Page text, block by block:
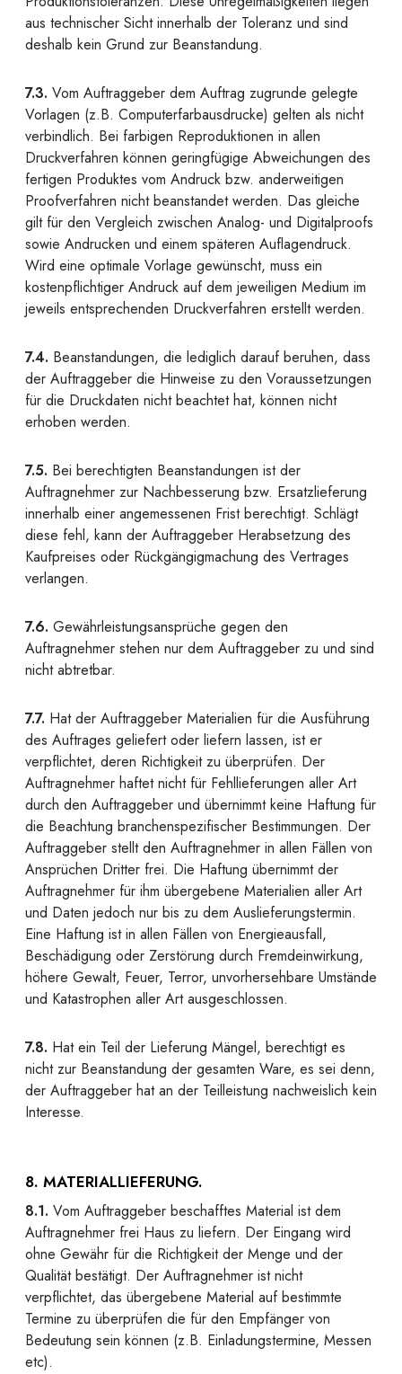
aus technischer Sicht innerhalb der Toleranz und sind
deshalb kein Grund zur Beanstandung.
7.3. Vom Auftraggeber dem Auftrag zugrunde gelegte
Vorlagen (z.B. Computerfarbausdrucke) gelten als nicht
verbindlich. Bei farbigen Reproduktionen in allen
Druckverfahren können geringfügige Abweichungen des
fertigen Produktes vom Andruck bzw. anderweitigen
Proofverfahren nicht beanstandet werden. Das gleiche
gilt für den Vergleich zwischen Analog- und Digitalproofs
sowie Andrucken und einem späteren Auflagendruck.
Wird eine optimale Vorlage gewünscht, muss ein
kostenpflichtiger Andruck auf dem jeweiligen Medium im
jeweils entsprechenden Druckverfahren erstellt werden.
7.4. Beanstandungen, die lediglich darauf beruhen, dass
der Auftraggeber die Hinweise zu den Voraussetzungen
für die Druckdaten nicht beachtet hat, können nicht
erhoben werden.
7.5. Bei berechtigten Beanstandungen ist der
Auftragnehmer zur Nachbesserung bzw. Ersatzlieferung
innerhalb einer angemessenen Frist berechtigt. Schlägt
diese fehl, kann der Auftraggeber Herabsetzung des
Kaufpreises oder Rückgängigmachung des Vertrages
verlangen.
7.6. Gewährleistungsansprüche gegen den
Auftragnehmer stehen nur dem Auftraggeber zu und sind
nicht abtretbar.
7.7. Hat der Auftraggeber Materialien für die Ausführung
des Auftrages geliefert oder liefern lassen, ist er
verpflichtet, deren Richtigkeit zu überprüfen. Der
Auftragnehmer haftet nicht für Fehllieferungen aller Art
durch den Auftraggeber und übernimmt keine Haftung für
die Beachtung branchenspezifischer Bestimmungen. Der
Auftraggeber stellt den Auftragnehmer in allen Fällen von
Ansprüchen Dritter frei. Die Haftung übernimmt der
Auftragnehmer für ihm übergebene Materialien aller Art
und Daten jedoch nur bis zu dem Auslieferungstermin.
Eine Haftung ist in allen Fällen von Energieausfall,
Beschädigung oder Zerstörung durch Fremdeinwirkung,
höhere Gewalt, Feuer, Terror, unvorhersehbare Umstände
und Katastrophen aller Art ausgeschlossen.
7.8. Hat ein Teil der Lieferung Mängel, berechtigt es
nicht zur Beanstandung der gesamten Ware, es sei denn,
der Auftraggeber hat an der Teilleistung nachweislich kein
Interesse.
8. MATERIALLIEFERUNG.
8.1. Vom Auftraggeber beschafftes Material ist dem
Auftragnehmer frei Haus zu liefern. Der Eingang wird
ohne Gewähr für die Richtigkeit der Menge und der
Qualität bestätigt. Der Auftragnehmer ist nicht
verpflichtet, das übergebene Material auf bestimmte
Termine zu überprüfen die für den Empfänger von
Bedeutung sein können (z.B. Einladungstermine, Messen
etc).